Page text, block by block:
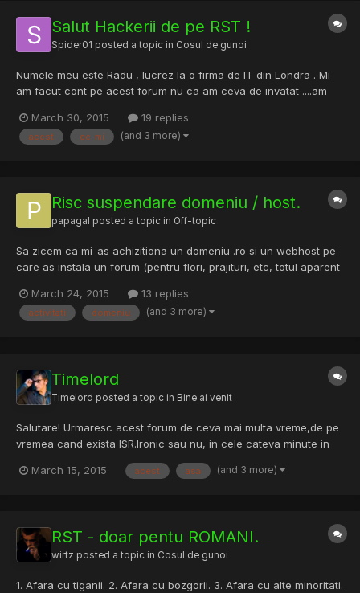
Salut Hackerii de pe RST !
Spider01 posted a topic in Cosul de gunoi
Numele meu este Radu , lucrez la o firma de IT din Londra . Mi-
am facut cont pe acest forum nu ca am ceva de invatat ....am
doresc ? Vreau sa provoc toti hackerii de pe acest forum ....si nu
ma refer la balarii .....daca te crezi amator...
March 30, 2015 19 replies
acest ce-mi (and 3 more)
Risc suspendare domeniu / host.
papagal posted a topic in Off-topic
Sa zicem ca mi-as achizitiona un domeniu .ro si un webhost pe
care as instala un forum (pentru flori, prajituri, etc, totul aparent
activitati mai "ilegale" si acest lucru se va afla, ma pot trezi cu
domeniu / hostul suspendat sau alte...
March 24, 2015 13 replies
activitati domeniu (and 3 more)
Timelord
Timelord posted a topic in Bine ai venit
Salutare! Urmaresc acest forum de ceva mai multa vreme,de pe
vremea cand exista ISR.Ironic sau nu, in cele cateva minute in
ramas aici.De curand m-am decis sa incep sa particip activ pe
March 15, 2015 acest asa (and 3 more)
RST - doar pentu ROMANI.
wirtz posted a topic in Cosul de gunoi
1. Afara cu tiganii. 2. Afara cu bozgorii. 3. Afara cu alte minoritati.